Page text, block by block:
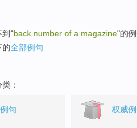
到"back number of a magazine"的
的全部例句
：
句 权威